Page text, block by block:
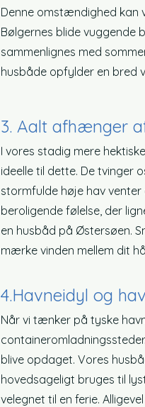
Denne omstændighed kan
Bølgernes blide vuggende
sammenlignes med
husbåde opfylder en bred
3. Aalt afhænger
I vores stadig mere
ideelle til dette. De tvinger
stormfulde høje hav venter
beroligende følelse, der
en husbåd på Østersøen.
mærke vinden mellem dit
4.Havneidyl og
Når vi tænker på tyske
blive opdaget. Vores
hovedsageligt bruges til
velegnet til en ferie.